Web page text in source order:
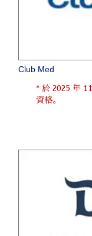
Club Med
* 於 2025 年
資格。